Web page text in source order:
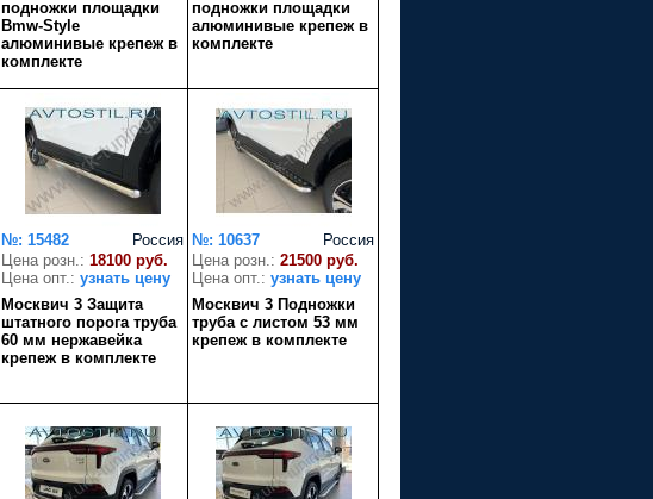
подножки площадки
Bmw-Style
алюминивые крепеж в
комплекте
подножки площадки
алюминивые крепеж в
комплекте
Россия
№: 15482
Цена розн.: 18100 руб.
Цена опт.: узнать цену
Москвич 3 Защита
штатного порога труба
60 мм нержавейка
крепеж в комплекте
Россия
№: 10637
Цена розн.: 21500 руб.
Цена опт.: узнать цену
Москвич 3 Подножки
труба с листом 53 мм
крепеж в комплекте